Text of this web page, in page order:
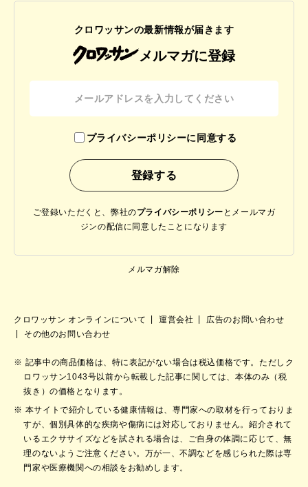
クロワッサンの最新情報が届きます
メルマガに登録
プライバシーポリシーに同意する
ご登録いただくと、弊社のプライバシーポリシー と メールマガ
ジンの配信に同意したことになります
メルマガ解除
クロワッサン オンラインについて 運営会社
広告のお問い合わせ
その他のお問い合わせ
記事中の商品価格は、特に表記がない場合は税込価格です。ただしク
ロワッサン1043号以前から転載した記事に関しては、本体のみ（税
抜き）の価格となります。
本サイトで紹介している健康情報は、専門家への取材を行っておりま
すが、個別具体的な疾病や傷病には対応しておりません。紹介されて
いるエクササイズなどを試される場合は、ご自身の体調に応じて、無
理のないようご注意ください。万が一、不調などを感じられた際は専
門家や医療機関への相談をお勧めします。